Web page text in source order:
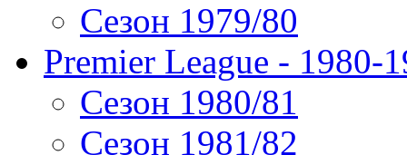
Сезон 1979/80
Premier League - 1980-
Сезон 1980/81
Сезон 1981/82